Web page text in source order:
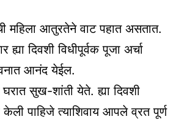
महिला आतुरतेने वाट पहात असतात.
ह्या दिवशी विधीपूर्वक पूजा अर्चा
आनंद येईल.
घरात सुख-शांती येते. ह्या दिवशी
केली पाहिजे त्याशिवाय आपले व्रत पूर्ण